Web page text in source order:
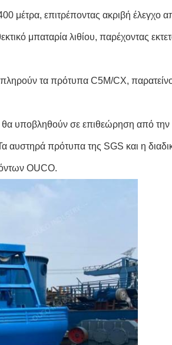
μέτρα, επιτρέποντας ακριβή έλεγχο
μπαταρία λιθίου, παρέχοντας
τα πρότυπα C5M/CX,
υποβληθούν σε επιθεώρηση από την
πρότυπα της SGS και η
OUCO.